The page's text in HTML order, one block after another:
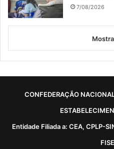
7/08/2026
CONFEDERAÇÃO
Entidade Filiada a: CEA, CPLP-